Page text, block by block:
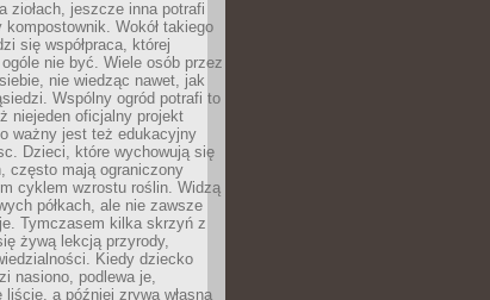
ziołach, jeszcze inna potrafi
Wokół takiego
się współpraca, której
nie być. Wiele osób przez
nie wiedząc nawet, jak
Wspólny ogród potrafi to
niejeden oficjalny projekt
ważny jest też edukacyjny
Dzieci, które wychowują się
często mają ograniczony
cyklem wzrostu roślin. Widzą
półkach, ale nie zawsze
Tymczasem kilka skrzyń z
żywą lekcją przyrody,
Kiedy dziecko
nasiono, podlewa je,
liście, a później zrywa własną